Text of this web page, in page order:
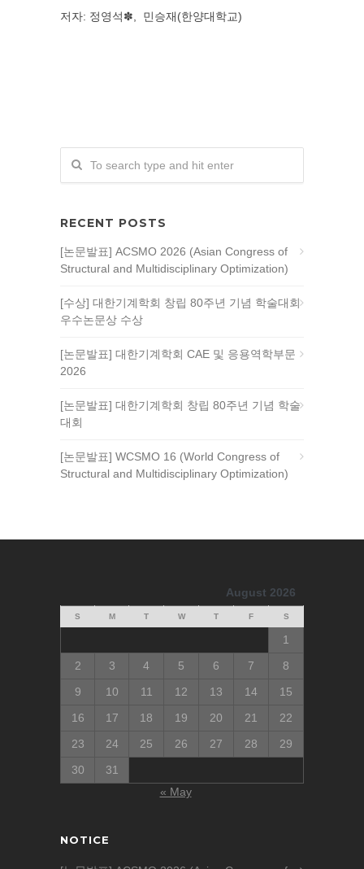
저자: 정영석✽, 민승재(한양대학교)
RECENT POSTS
[논문발표] ACSMO 2026 (Asian Congress of
Structural and Multidisciplinary Optimization)
[수상] 대한기계학회 창립 80주년 기념 학술대회
우수논문상 수상
[논문발표] 대한기계학회 CAE 및 응용역학부문
2026
[논문발표] 대한기계학회 창립 80주년 기념 학술
대회
[논문발표] WCSMO 16 (World Congress of
Structural and Multidisciplinary Optimization)
August 2026
S M T W T F S
1
2
3 4 5 6 7
8
9
10 11 12 13 14
15
16
17 18 19 20 21
22
23
24 25 26 27 28
29
30
31
« May
NOTICE